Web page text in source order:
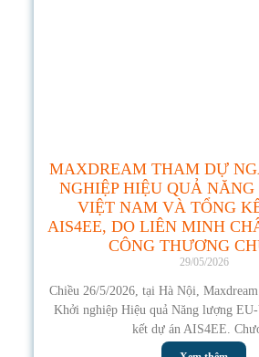
MAXDREAM THAM DỰ
NGHIỆP HIỆU QUẢ
VIỆT NAM VÀ TỔNG
AIS4EE, DO LIÊN MINH
CÔNG THƯƠNG
29/05/2026
Chiều 26/5/2026, tại Hà Nội,
Khởi nghiệp Hiệu quả Năng lượng
kết dự án AIS4EE.